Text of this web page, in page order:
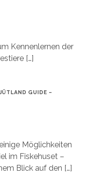
Kennenlernen der
[…]
GUIDE –
Möglichkeiten
im Fiskehuset –
Blick auf den […]